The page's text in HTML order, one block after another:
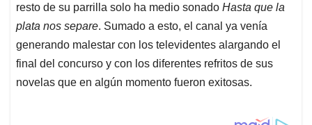
resto de su parrilla solo ha medio sonado Hasta que la
plata nos separe. Sumado a esto, el canal ya venía
generando malestar con los televidentes alargando el
final del concurso y con los diferentes refritos de sus
novelas que en algún momento fueron exitosas.